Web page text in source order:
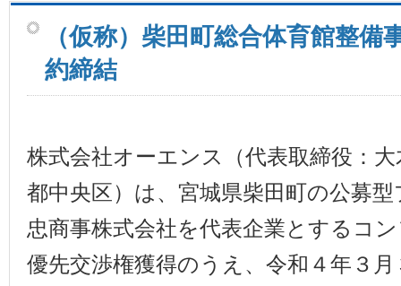
（仮称）柴田町総合体育館整備
約締結
株式会社オーエンス（代表取締役：
都中央区）は、宮城県柴田町の公募
忠商事株式会社を代表企業とするコ
優先交渉権獲得のうえ、令和４年３